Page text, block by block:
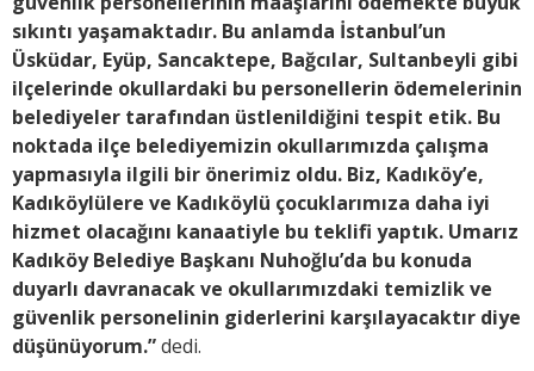
sıkıntı yaşamaktadır. Bu anlamda İstanbul’un
Üsküdar, Eyüp, Sancaktepe, Bağcılar, Sultanbeyli gibi
ilçelerinde okullardaki bu personellerin ödemelerinin
belediyeler tarafından üstlenildiğini tespit etik. Bu
noktada ilçe belediyemizin okullarımızda çalışma
yapmasıyla ilgili bir önerimiz oldu. Biz, Kadıköy’e,
Kadıköylülere ve Kadıköylü çocuklarımıza daha iyi
hizmet olacağını kanaatiyle bu teklifi yaptık. Umarız
Kadıköy Belediye Başkanı Nuhoğlu’da bu konuda
duyarlı davranacak ve okullarımızdaki temizlik ve
güvenlik personelinin giderlerini karşılayacaktır diye
düşünüyorum.”dedi.